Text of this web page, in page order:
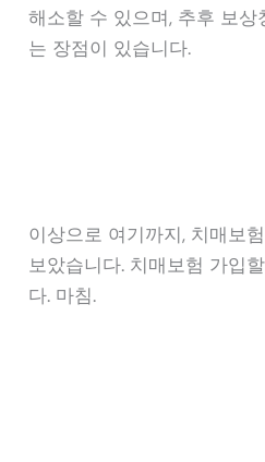
해소할 수 있으며, 추후 보
는 장점이 있습니다.
이상으로 여기까지, 치매보
보았습니다. 치매보험 가입
다. 마침.